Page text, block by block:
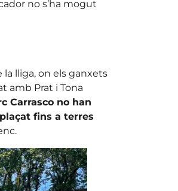
no s’ha mogut
la lliga, on els ganxets
amb Prat i Tona
Carrasco no han
fins a terres